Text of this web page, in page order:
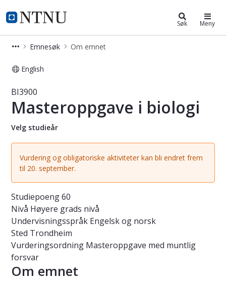
NTNU Hjemmeside
Studier Søk Meny
Emnesøk Om emnet
English
Emne - Masteroppgave i biologi -
BI3900
Masteroppgave i biologi
Velg studieår
Vurdering og obligatoriske aktiviteter kan bli endret frem
til 20. september.
Studiepoeng60
Nivå Høyere grads nivå
Undervisningsspråk Engelsk og norsk
Sted Trondheim
Vurderingsordning Masteroppgave med muntlig
forsvar
Om emnet